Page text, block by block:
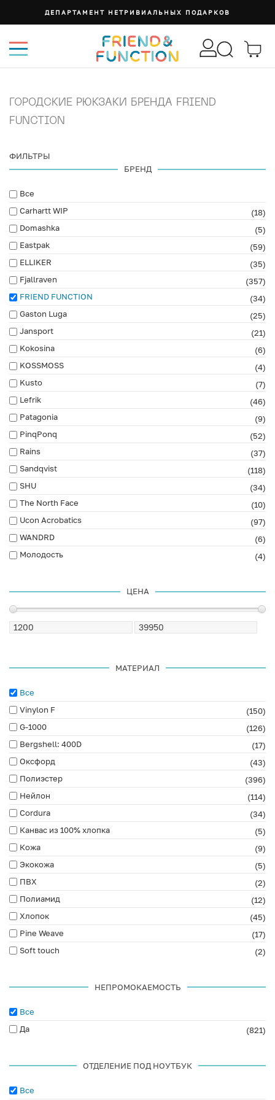
ДЕПАРТАМЕНТ НЕТРИВИАЛЬНЫХ ПОДАРКОВ
ГОРОДСКИЕ РЮКЗАКИ БРЕНДА FRIEND
FUNCTION
ФИЛЬТРЫ
БРЕНД
Все
Carhartt WIP
(18)
Domashka
(5)
Eastpak
(59)
ELLIKER
(35)
Fjallraven
(357)
FRIEND FUNCTION
(34)
Gaston Luga
(25)
Jansport
(21)
Kokosina
(6)
KOSSMOSS
(4)
Kusto
(7)
Lefrik
(46)
Patagonia
(9)
PinqPonq
(52)
Rains
(37)
Sandqvist
(118)
SHU
(34)
The North Face
(10)
Ucon Acrobatics
(97)
WANDRD
(6)
Молодость
(4)
ЦЕНА
МАТЕРИАЛ
Все
Vinylon F
(150)
G-1000
(126)
Bergshell: 400D
(17)
Оксфорд
(43)
Полиэстер
(396)
Нейлон
(114)
Cordura
(34)
Канвас из 100% хлопка
(5)
Кожа
(9)
Экокожа
(5)
ПВХ
(2)
Полиамид
(12)
Хлопок
(45)
Pine Weave
(17)
Soft touch
(2)
НЕПРОМОКАЕМОСТЬ
Все
Да
(821)
ОТДЕЛЕНИЕ ПОД НОУТБУК
Все